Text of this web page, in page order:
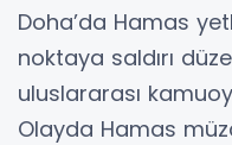
Doha’da Hamas
noktaya saldırı
uluslararası
Olayda Hamas